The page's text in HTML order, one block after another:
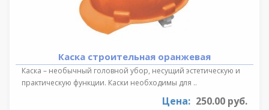
Каска строительная оранжевая
Каска – необычный головной убор, несущий эстетическую и
практическую функции. Каски необходимы для ..
Цена: 250.00 руб.